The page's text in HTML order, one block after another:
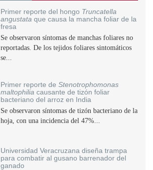
Primer reporte del hongo Truncatella
angustata que causa la mancha foliar de la
fresa
Se observaron síntomas de manchas foliares no
reportadas. De los tejidos foliares sintomáticos
se...
Primer reporte de Stenotrophomonas
maltophilia causante de tizón foliar
bacteriano del arroz en India
Se observaron síntomas de tizón bacteriano de la
hoja, con una incidencia del 47%...
Universidad Veracruzana diseña trampa
para combatir al gusano barrenador del
ganado